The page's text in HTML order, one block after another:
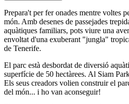
Prepara't per fer onades mentre voltes
món. Amb desenes de passejades
aquàtiques familiars, pots viure una
envoltat d'una exuberant "jungla"
de Tenerife.
El parc està desbordat de diversió
superfície de 50 hectàrees. Al Siam
Els seus creadors volien construir el
del món... i ho van aconseguir!